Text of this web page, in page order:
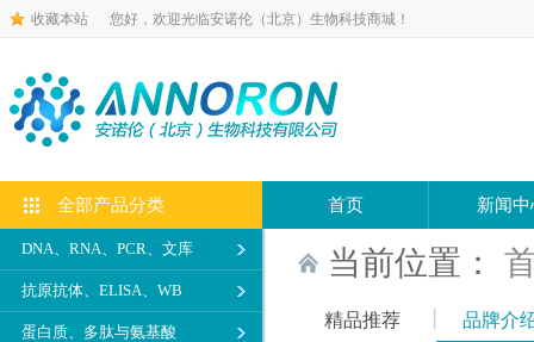
收藏本站 您好，欢迎光临安诺伦（北京）生物科技商城！
全部产品分类
DNA、RNA、PCR、文库
抗原抗体、ELISA、WB
蛋白质、多肽与氨基酸
首页 新闻中
当前位置：
精品推荐 品牌介